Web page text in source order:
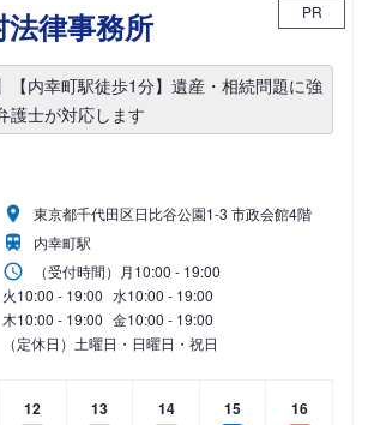
律事務所 PR
【内幸町駅徒歩1分】遺産・相続問題に強
護士が対応します
東京都千代田区日比谷公園1-3 市政会館4階
内幸町駅
（受付時間） 月10:00 - 19:00
火10:00 - 19:00 水10:00 - 19:00
木10:00 - 19:00 金10:00 - 19:00
（定休日）土曜日・日曜日・祝日
12
13
14
15
16